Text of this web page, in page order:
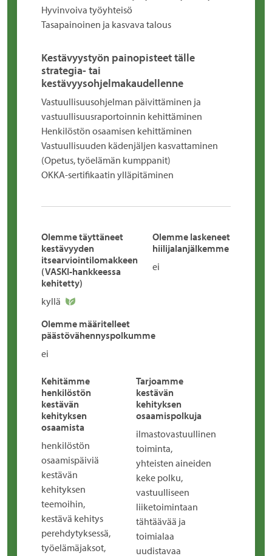
Hyvinvoiva työyhteisö
Tasapainoinen ja kasvava talous
Kestävyystyön painopisteet tälle
strategia- tai
kestävyysohjelmakaudellenne
Vastuullisuusohjelman päivittäminen​ ja
vastuullisuusraportoinnin kehittäminen​
Henkilöstön osaamisen kehittäminen
Vastuullisuuden kädenjäljen kasvattaminen
(Opetus, työelämän kumppanit)​
OKKA-sertifikaatin ylläpitäminen
Olemme täyttäneet
kestävyyden
itsearviointilomakkeen
(VASKI-hankkeessa
kehitetty)
kyllä
Olemme laskeneet
hiilijalanjälkemme
ei
Olemme määritelleet
päästövähennyspolkumme
ei
Kehitämme
henkilöstön
kestävän
kehityksen
osaamista
henkilöstön
osaamispäiviä
kestävän
kehityksen
teemoihin,
kestävä kehitys
perehdytyksessä,
työelämäjaksot,
Tarjoamme
kestävän
kehityksen
osaamispolkuja
ilmastovastuullinen
toiminta,
yhteisten aineiden
keke polku,
vastuulliseen
liiketoimintaan
tähtäävää ja
toimialaa
uudistavaa